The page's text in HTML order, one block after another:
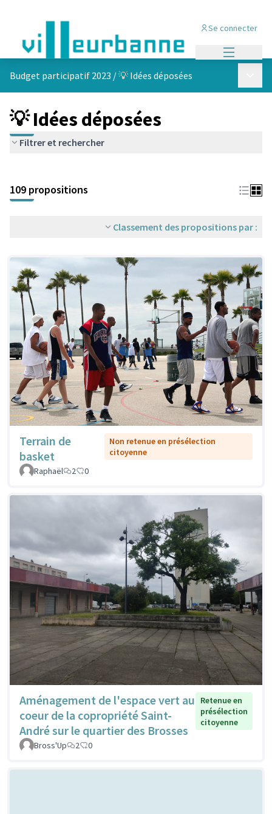
Se connecter
Budget participatif 2023 /💡 Idées déposées
💡 Idées déposées
Filtrer et rechercher
+
−
109 propositions
Classement des propositions par :
Terrain de
basket
Non retenue en présélection
citoyenne
Raphaël
2 0
Aménagement de l'espace vert au
coeur de la copropriété Saint-
André sur le quartier des Brosses
Retenue en
présélection
citoyenne
Bross'Up 2 0